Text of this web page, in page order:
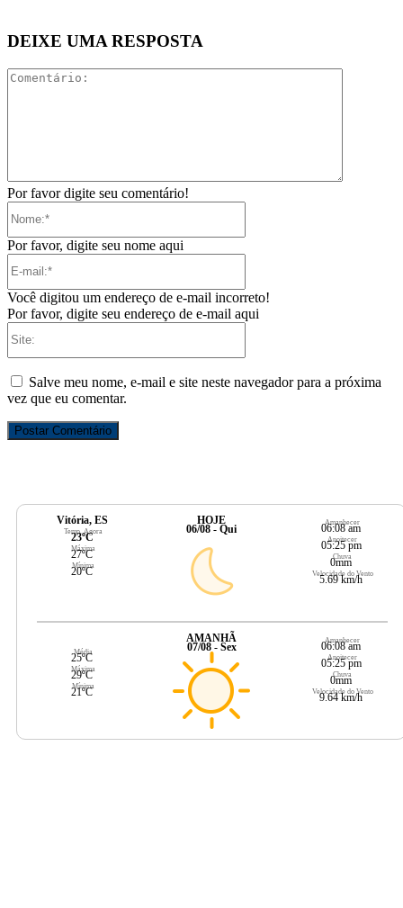
DEIXE UMA RESPOSTA
Por favor digite seu comentário!
Por favor, digite seu nome aqui
Você digitou um endereço de e-mail incorreto!
Por favor, digite seu endereço de e-mail aqui
Salve meu nome, e-mail e site neste navegador para a próxima
vez que eu comentar.
Vitória, ES
Temp. Agora
23ºC
Máxima
27ºC
Mínima
20ºC
HOJE
06/08 - Qui
Amanhecer
06:08 am
Anoitecer
05:25 pm
Chuva
0mm
Velocidade do Vento
5.69 km/h
Média
25ºC
Máxima
29ºC
Mínima
21ºC
AMANHÃ
07/08 - Sex
Amanhecer
06:08 am
Anoitecer
05:25 pm
Chuva
0mm
Velocidade do Vento
9.64 km/h